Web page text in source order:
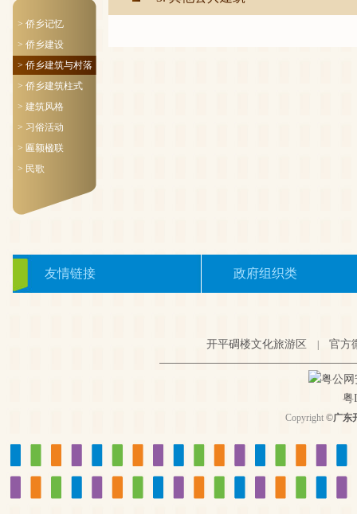
> 侨乡记忆
> 侨乡建设
> 侨乡建筑与村落
> 侨乡建筑柱式
> 建筑风格
> 习俗活动
> 匾额楹联
> 民歌
友情链接 政府组织类
开平碉楼文化旅游区 官方
粤公网
粤
Copyright ©广东